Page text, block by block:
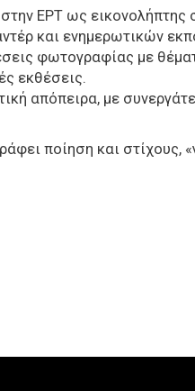
ΕΡΤ ως εικονολήπτης
και ενημερωτικών
φωτογραφίας με θέματα
εκθέσεις.
απόπειρα, με
ποίηση και στίχους,